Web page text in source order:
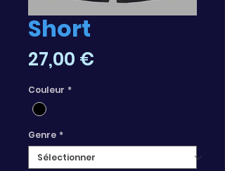
Short
27,00 €
Couleur *
Genre *